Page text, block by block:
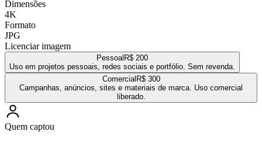
Dimensões
4K
Formato
JPG
Licenciar imagem
Pessoal R$ 200
Uso em projetos pessoais, redes sociais e portfólio. Sem revenda.
Comercial R$ 300
Campanhas, anúncios, sites e materiais de marca. Uso comercial
liberado.
Quem captou